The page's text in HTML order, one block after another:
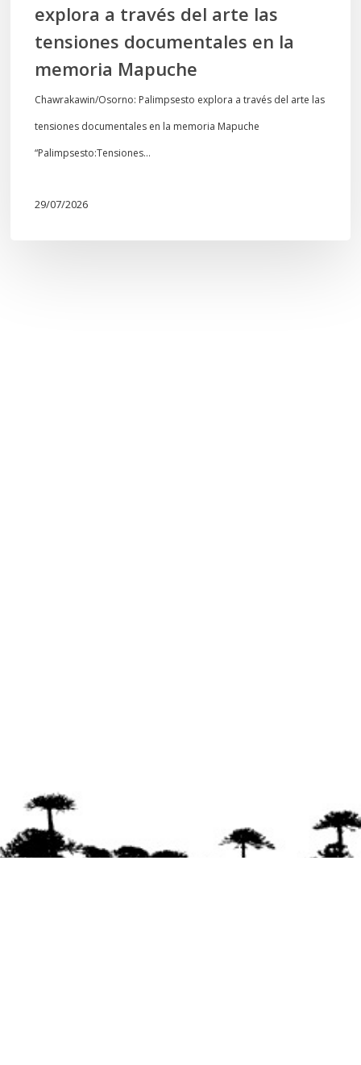
memoria
Mapuche
explora a través del arte las
tensiones documentales en la
memoria Mapuche
Chawrakawin/Osorno: Palimpsesto explora a través del arte las
tensiones documentales en la memoria Mapuche
“Palimpsesto:Tensiones…
29/07/2026